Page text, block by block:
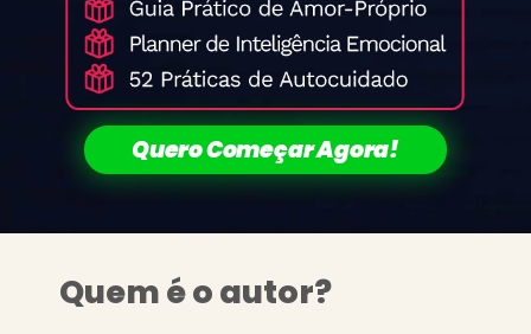
Quero Começar Agora!
Quem é o autor?